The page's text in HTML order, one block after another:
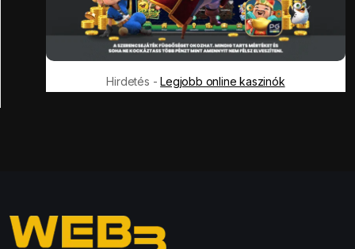
Hirdetés -Legjobb online kaszinók